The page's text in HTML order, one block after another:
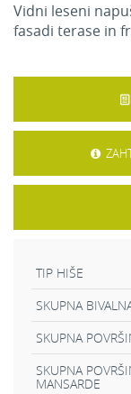
Vidni leseni
fasadi terase in
TIP HIŠE
SKUPNA
SKUPNA
SKUPNA
MANSARDE